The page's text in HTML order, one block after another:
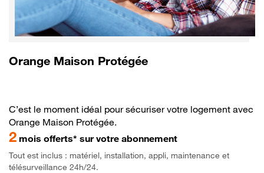
Orange Maison Protégée
C’est le moment idéal pour sécuriser votre logement avec
Orange Maison Protégée.
2 mois offerts* sur votre abonnement
Tout est inclus : matériel, installation, appli, maintenance et
télésurveillance 24h/24.